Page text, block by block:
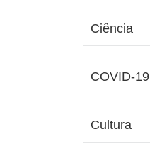
Ciência
COVID-19
Cultura